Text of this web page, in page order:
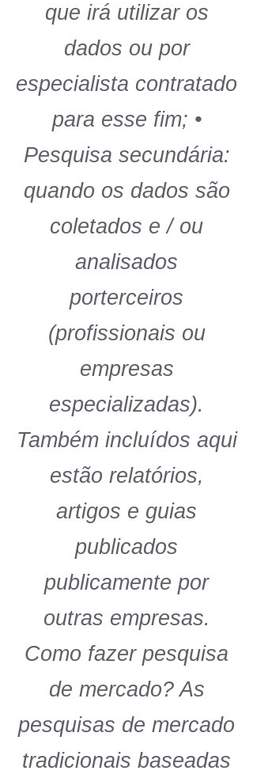
que irá utilizar os
dados ou por
especialista contratado
para esse fim; •
Pesquisa secundária:
quando os dados são
coletados e / ou
analisados
porterceiros
(profissionais ou
empresas
especializadas).
Também incluídos aqui
estão relatórios,
artigos e guias
publicados
publicamente por
outras empresas.
Como fazer pesquisa
de mercado? As
pesquisas de mercado
tradicionais baseadas